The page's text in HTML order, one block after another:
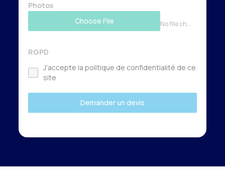
Photos
Choose File
No file chosen
RGPD
J'accepte la politique de confidentialité de ce
site
Demander un devis